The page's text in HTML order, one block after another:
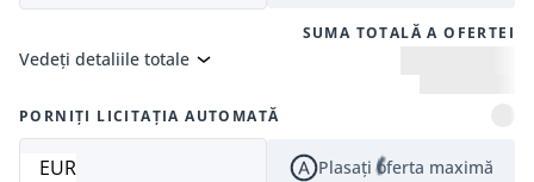
SUMA TOTALĂ A OFERTEI
Vedeți detaliile totale
PORNIȚI LICITAȚIA AUTOMATĂ
EUR Plasați oferta maximă